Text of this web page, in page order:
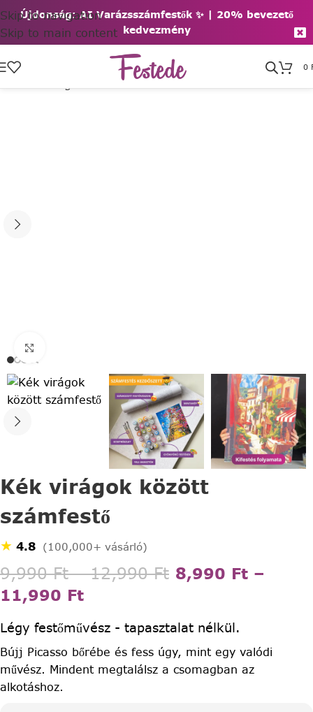
Újdonság: AI Varázsszámfestők ✨ | 20% bevezető
kedvezmény
Skip to navigation
Skip to main content
0
Kék virágok között
számfestő
★ 4.8 (100,000+ vásárló)
9,990Ft – 12,990Ft 8,990 Ft –
11,990 Ft
Légy festőművész - tapasztalat nélkül.
Bújj Picasso bőrébe és fess úgy, mint egy valódi
művész. Mindent megtalálsz a csomagban az
alkotáshoz.